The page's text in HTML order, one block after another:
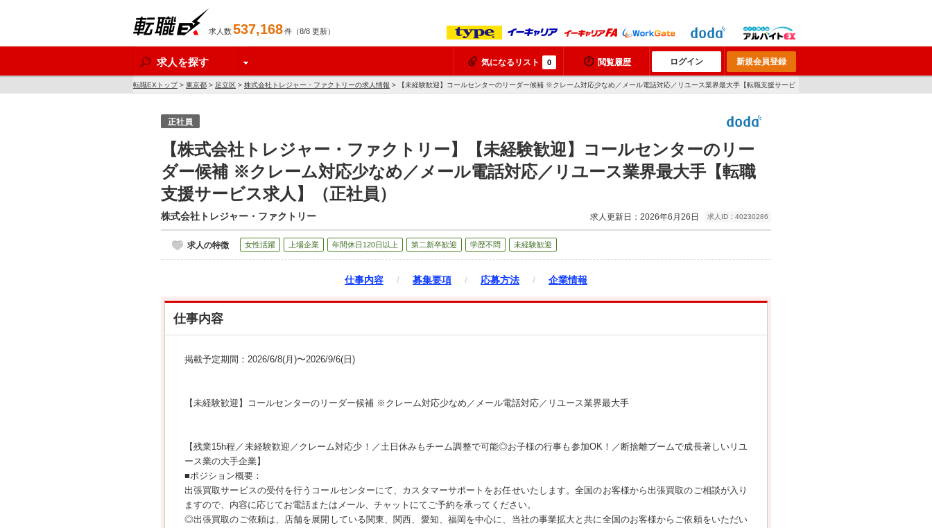
求人数537,168件（8/8 更新）
求人を探す 気になるリスト 0 閲覧履歴 ログイン 新規会員登録
転職EXトップ> 東京都 > 足立区 > 株式会社トレジャー・ファクトリーの求人情報 > 【未経験歓迎】コールセンターのリーダー候補 ※クレーム対応少なめ／メール電話対応／リユース業界最大手【転職支援サービ
正社員
【株式会社トレジャー・ファクトリー】【未経験歓迎】コールセンターのリー
ダー候補 ※クレーム対応少なめ／メール電話対応／リユース業界最大手【転職
支援サービス求人】（正社員）
株式会社トレジャー・ファクトリー 求人更新日：2026年6月26日 求人ID：40230286
求人の特徴 女性活躍 上場企業 年間休日120日以上 第二新卒歓迎 学歴不問 未経験歓迎
仕事内容 / 募集要項 / 応募方法 / 企業情報
仕事内容
掲載予定期間：2026/6/8(月)〜2026/9/6(日)
【未経験歓迎】コールセンターのリーダー候補 ※クレーム対応少なめ／メール電話対応／リユース業界最大手
【残業15h程／未経験歓迎／クレーム対応少！／土日休みもチーム調整で可能◎お子様の行事も参加OK！／断捨離ブームで成長著しいリユ
ース業の大手企業】
■ポジション概要：
出張買取サービスの受付を行うコールセンターにて、カスタマーサポートをお任せいたします。全国のお客様から出張買取のご相談が入り
ますので、内容に応じてお電話またはメール、チャットにてご予約を承ってください。
◎出張買取のご依頼は、店舗を展開している関東、関西、愛知、福岡を中心に、当社の事業拡大と共に全国のお客様からご依頼をいただい